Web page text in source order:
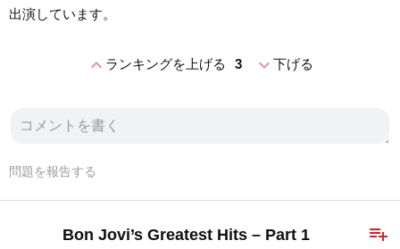
出演しています。
expand_lessランキングを上げる 3 expand_more下げる
問題を報告する
playlist_add
Bon Jovi’s Greatest Hits – Part 1